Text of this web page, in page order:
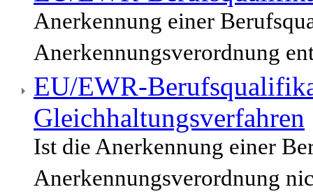
Anerkennung einer
Anerkennungsverordnung
EU/EWR-
Gleichhaltungsverfahren
Ist die Anerkennung einer
Anerkennungsverordnung